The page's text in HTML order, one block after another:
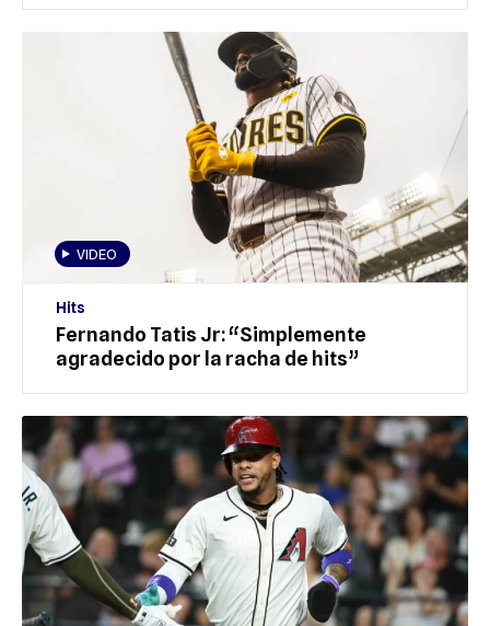
VIDEO
Hits
Fernando Tatis Jr: “Simplemente
agradecido por la racha de hits”